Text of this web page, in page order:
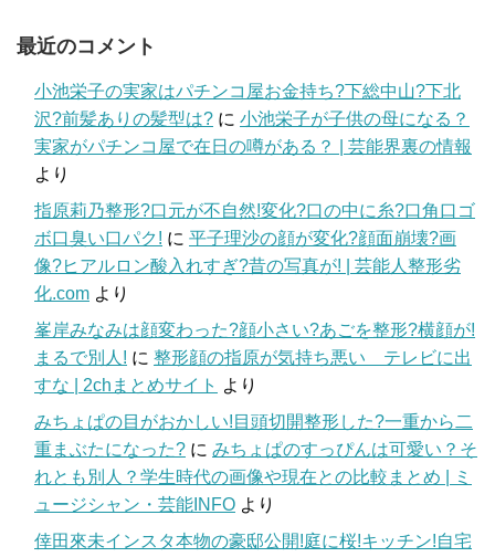
最近のコメント
小池栄子の実家はパチンコ屋お金持ち?下総中山?下北
沢?前髪ありの髪型は? に 小池栄子が子供の母になる？
実家がパチンコ屋で在日の噂がある？ | 芸能界裏の情報
より
指原莉乃整形?口元が不自然!変化?口の中に糸?口角口ゴ
ボ口臭い口パク! に 平子理沙の顔が変化?顔面崩壊?画
像?ヒアルロン酸入れすぎ?昔の写真が! | 芸能人整形劣
化.com より
峯岸みなみは顔変わった?顔小さい?あごを整形?横顔が!
まるで別人! に 整形顔の指原が気持ち悪い テレビに出
すな | 2chまとめサイト より
みちょぱの目がおかしい!目頭切開整形した?一重から二
重まぶたになった? に みちょぱのすっぴんは可愛い？そ
れとも別人？学生時代の画像や現在との比較まとめ | ミ
ュージシャン・芸能INFO より
倖田來未インスタ本物の豪邸公開!庭に桜!キッチン!自宅